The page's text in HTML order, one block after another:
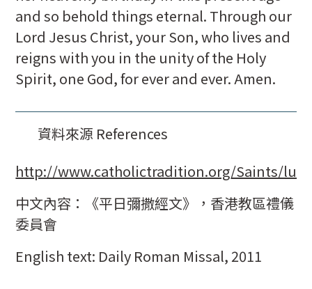
and so behold things eternal. Through our
Lord Jesus Christ, your Son, who lives and
reigns with you in the unity of the Holy
Spirit, one God, for ever and ever. Amen.
資料來源 References
http://www.catholictradition.org/Saints/
中文內容：《平日彌撒經文》，香港教區禮儀
委員會
English text: Daily Roman Missal, 2011